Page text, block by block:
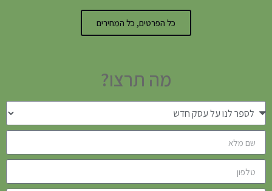
כל הפרטים, כל המחירים
מה תרצו?